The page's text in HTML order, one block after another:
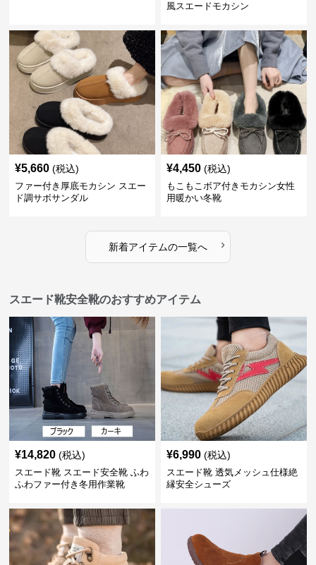
風スエードモカシン
¥5,660 (税込)
ファー付き厚底モカシン スエー
ド調サボサンダル
¥4,450 (税込)
もこもこボア付きモカシン女性
用暖かい冬靴
新着アイテムの一覧へ ›
スエード靴安全靴のおすすめアイテム
¥14,820 (税込)
スエード靴 スエード安全靴 ふわ
ふわファー付き冬用作業靴
¥6,990 (税込)
スエード靴 透気メッシュ仕様絶
縁安全シューズ